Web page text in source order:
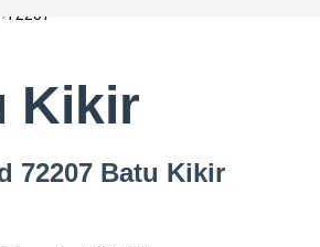
72207
Kikir
72207 Batu Kikir